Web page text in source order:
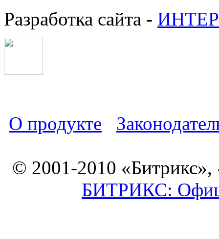
Разработка сайта -
О продукте
© 2001-2010 «Битрикс»,
БИТРИКС: